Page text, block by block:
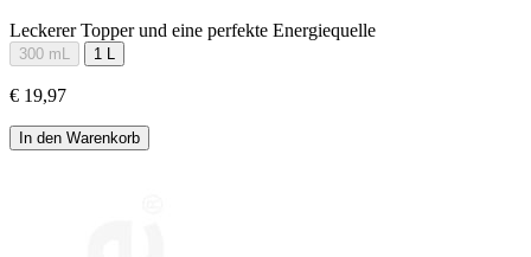
Leckerer Topper und eine perfekte Energiequelle
300 mL 1 L
€ 19,97
In den Warenkorb